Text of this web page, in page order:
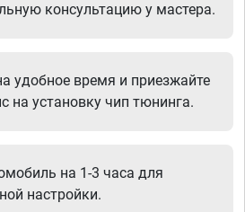
консультацию у мастера.
удобное время и приезжайте
на установку чип тюнинга.
на 1-3 часа для
настройки.